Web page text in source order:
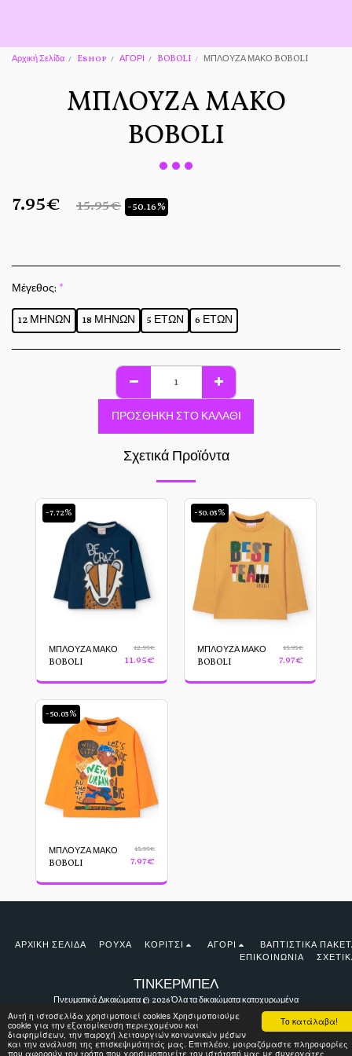
Το κατάλαβα!
Αυτή η ιστοσελίδα χρησιμοποιεί cookies Χρησιμοποιούμε
cookie για την εξατομίκευση περιεχομένου και
διαφημίσεων, την παροχή λειτουργιών κοινωνικών μέσων
και την ανάλυση της επισκεψιμότητάς μας. Επιπλέον, μοιραζόμαστε πληροφορίες
που αφορούν τον τρόπο που χρησιμοποιείτε τον ιστότοπό μας με συνεργάτες
Αρχική Σελίδα Eshop ΑΓΟΡΙ BOBOLI ΜΠΛΟΥΖΑ ΜΑΚΟ BOBOLI
ΜΠΛΟΥΖΑ ΜΑΚΟ
BOBOLI
7.95€ 15.95€ -50.16%
Μέγεθος: *
12 ΜΗΝΩΝ 18 ΜΗΝΩΝ 5 ΕΤΩΝ 6 ΕΤΩΝ
ΠΡΟΣΘΉΚΗ ΣΤΟ ΚΑΛΆΘΙ
Σχετικά Προϊόντα
-7.72%
ΜΠΛΟΥΖΑ ΜΑΚΟ
BOBOLI
12.95€
11.95€
-50.03%
ΜΠΛΟΥΖΑ ΜΑΚΟ
BOBOLI
15.95€
7.97€
-50.03%
ΜΠΛΟΥΖΑ ΜΑΚΟ
BOBOLI
15.95€
7.97€
ΤΙΝΚΕΡΜΠΕΛ
Πνευματικά Δικαιώματα © 2026 Όλα τα δικαιώματα κατοχυρωμένα
Όροι Χρήσης
ΑΡΧΙΚΉ ΣΕΛΊΔΑ ΡΟΎΧΑ ΚΟΡΙΤΣΙ ΑΓΟΡΙ
ΒΑΠΤΙΣΤΙΚΆ
ΕΠΙΚΟΙΝΩΝΊΑ